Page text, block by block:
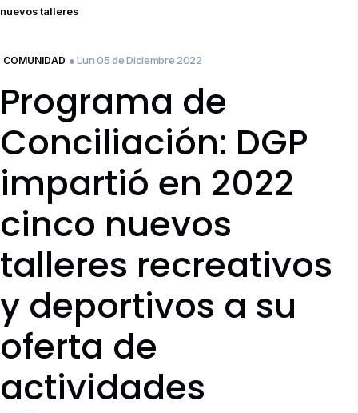
nuevos talleres
COMUNIDAD ● Lun 05 de Diciembre 2022
Programa de
Conciliación: DGP
impartió en 2022
cinco nuevos
talleres recreativos
y deportivos a su
oferta de
actividades